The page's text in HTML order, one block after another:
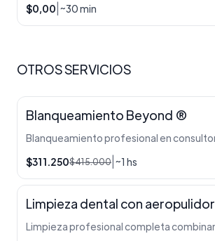
$0,00 ~30 min
OTROS SERVICIOS
Blanqueamiento Beyond ®
$311.250$415.000 ~1 hs
Limpieza dental con aeropulidor